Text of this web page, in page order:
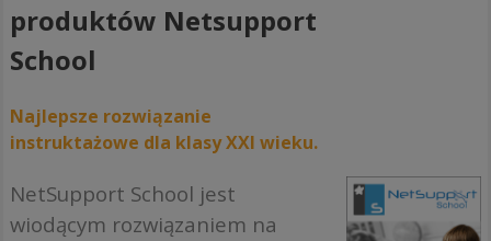
produktów Netsupport
School
Najlepsze rozwiązanie
instruktażowe dla klasy XXI wieku.
NetSupport School jest
wiodącym rozwiązaniem na